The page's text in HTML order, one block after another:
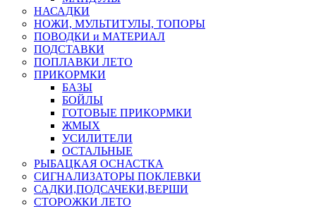
НАСАДКИ
НОЖИ, МУЛЬТИТУЛЫ, ТОПОРЫ
ПОВОДКИ и МАТЕРИАЛ
ПОДСТАВКИ
ПОПЛАВКИ ЛЕТО
ПРИКОРМКИ
БАЗЫ
БОЙЛЫ
ГОТОВЫЕ ПРИКОРМКИ
ЖМЫХ
УСИЛИТЕЛИ
ОСТАЛЬНЫЕ
РЫБАЦКАЯ ОСНАСТКА
СИГНАЛИЗАТОРЫ ПОКЛЕВКИ
САДКИ,ПОДСАЧЕКИ,ВЕРШИ
СТОРОЖКИ ЛЕТО